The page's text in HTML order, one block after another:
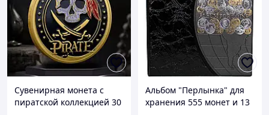
Сувенирная монета с
пиратской коллекцией 30
Альбом "Перлынка" для
хранения 555 монет и 13